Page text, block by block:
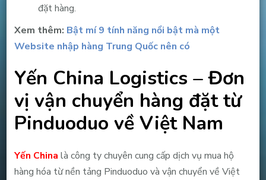
đặt hàng.
Xem thêm: Bật mí 9 tính năng nổi bật mà một
Website nhập hàng Trung Quốc nên có
Yến China Logistics – Đơn
vị vận chuyển hàng đặt từ
Pinduoduo về Việt Nam
Yến China là công ty chuyên cung cấp dịch vụ mua hộ
hàng hóa từ nền tảng Pinduoduo và vận chuyển về Việt